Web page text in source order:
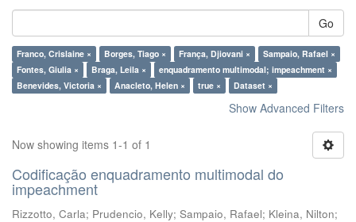
Go
Franco, Crislaine × Borges, Tiago × França, Djiovani ×
Sampaio, Rafael ×
Fontes, Giulia ×
Braga, Leila ×
enquadramento multimodal; impeachment ×
Benevides, Victoria ×
Anacleto, Helen × true × Dataset ×
Show Advanced Filters
Now showing items 1-1 of 1
Codificação enquadramento multimodal do
impeachment
Rizzotto, Carla; Prudencio, Kelly; Sampaio, Rafael; Kleina, Nilton;